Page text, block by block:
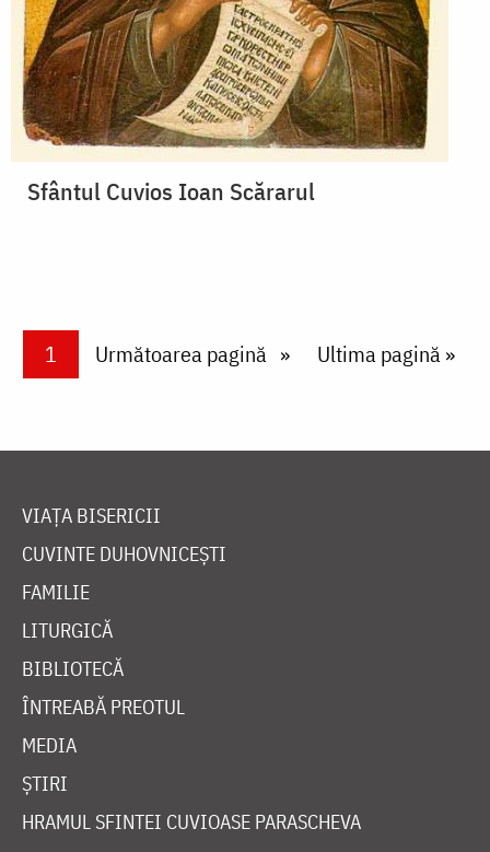
Sfântul Cuvios Ioan Scărarul
PaginareCurrent page
1 Next page
Următoarea pagină Last page
Ultima pagină »
VIAȚA BISERICII
CUVINTE DUHOVNICEȘTI
FAMILIE
LITURGICĂ
BIBLIOTECĂ
ÎNTREABĂ PREOTUL
MEDIA
ȘTIRI
HRAMUL SFINTEI CUVIOASE PARASCHEVA